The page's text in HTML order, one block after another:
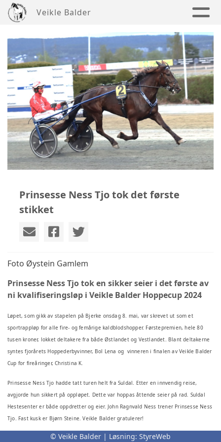
Veikle Balder
Prinsesse Ness Tjo tok det første
stikket
Foto Øystein Gamlem
Prinsesse Ness Tjo tok en sikker seier i det første av
ni kvalifiseringsløp i Veikle Balder Hoppecup 2024
Løpet, som gikk av stapelen på Bjerke onsdag 8. mai, var skrevet ut som et
sportrappløp for alle fire- og femårige kaldblodshopper. Førstepremien, hele 80
tusen kroner, lokket deltakere fra både Østlandet og Vestlandet. Blant deltakerne
syntes fjorårets Hoppederbyvinner, Bol Lena og vinneren i finalen av Veikle Balder
Cup for fireåringer, Christina K.
Prinsesse Ness Tjo hadde tatt turen helt fra Suldal. Etter en innvendig reise,
avgjorde hun sikkert på oppløpet. Dette var hoppas åttende seier på rad. Suldal
Hestesenter er både oppdretter og eier. John Ragnvald Ness trener Prinsesse Ness
Tjo. Fast kusk er Bjørn Steine. Veikle Balder gratulerer!
i Veikle Balder er vi glade for å kunne konstatere at hoppene har fått et betydelig
© Veikle Balder | Løsning: StyreWeb